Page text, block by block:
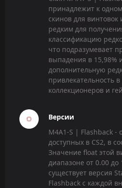
принадлежит к
скинов для винтовок
редким для
классификацию
что подразумевает
выпадения в 15,98%
дополнительную
привлекательность в
коллекционеров и
Версии
M4A1-S | Flashback -
доступных в CS2, в
Значение float этой
диапазоне от 0.00 до
существует версия
Flashback с каждой